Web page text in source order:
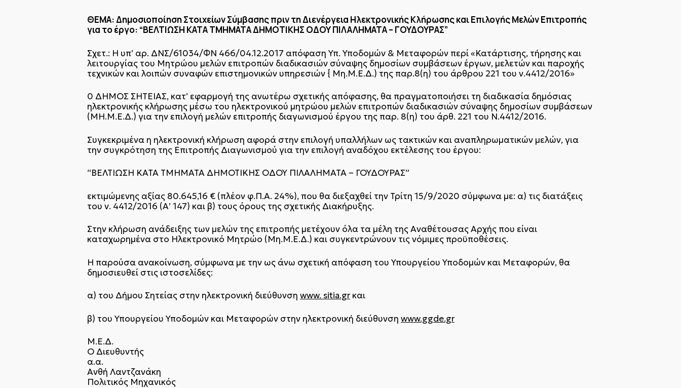
ΘΕΜΑ: Δημοσιοποίηση Στοιχείων Σύμβασης πριν τη Διενέργεια Ηλεκτρονικής Κλήρωσης και Επιλογής Μελών Επιτροπής
για το έργο: “ΒΕΛΤΙΩΣΗ ΚΑΤΑ ΤΜΗΜΑΤΑ ΔΗΜΟΤΙΚΗΣ ΟΔΟΥ ΠΙΛΑΛΗΜΑΤΑ – ΓΟΥΔΟΥΡΑΣ”
Σχετ.: Η υπ’ αρ. ΔΝΣ/61034/ΦΝ 466/04.12.2017 απόφαση Υπ. Υποδομών & Μεταφορών περί «Κατάρτισης, τήρησης και
λειτουργίας του Μητρώου μελών επιτροπών διαδικασιών σύναψης δημοσίων συμβάσεων έργων, μελετών και παροχής
τεχνικών και λοιπών συναφών επιστημονικών υπηρεσιών { Μη.Μ.Ε.Δ.) της παρ.8(η) του άρθρου 221 του ν.4412/2016»
0 ΔΗΜΟΣ ΣΗΤΕΙΑΣ, κατ’ εφαρμογή της ανωτέρω σχετικής απόφασης, θα πραγματοποιήσει τη διαδικασία δημόσιας
ηλεκτρονικής κλήρωσης μέσω του ηλεκτρονικού μητρώου μελών επιτροπών διαδικασιών σύναψης δημοσίων συμβάσεων
(ΜΗ.Μ.Ε.Δ.) για την επιλογή μελών επιτροπής διαγωνισμού έργου της παρ. 8(η) του άρθ. 221 του Ν.4412/2016.
Συγκεκριμένα η ηλεκτρονική κλήρωση αφορά στην επιλογή υπαλλήλων ως τακτικών και αναπληρωματικών μελών, για
την συγκρότηση της Επιτροπής Διαγωνισμού για την επιλογή αναδόχου εκτέλεσης του έργου:
“ΒΕΛΤΙΩΣΗ ΚΑΤΑ ΤΜΗΜΑΤΑ ΔΗΜΟΤΙΚΗΣ ΟΔΟΥ ΠΙΛΑΛΗΜΑΤΑ – ΓΟΥΔΟΥΡΑΣ”
εκτιμώμενης αξίας 80.645,16 € (πλέον φ.Π.Α. 24%), που θα διεξαχθεί την Τρίτη 15/9/2020 σύμφωνα με: α) τις διατάξεις
του ν. 4412/2016 (Α’ 147) και β) τους όρους της σχετικής Διακήρυξης.
Στην κλήρωση ανάδειξης των μελών της επιτροπής μετέχουν όλα τα μέλη της Αναθέτουσας Αρχής που είναι
καταχωρημένα στο Ηλεκτρονικό Μητρώο (Μη.Μ.Ε.Δ.) και συγκεντρώνουν τις νόμιμες προϋποθέσεις.
Η παρούσα ανακοίνωση, σύμφωνα με την ως άνω σχετική απόφαση του Υπουργείου Υποδομών και Μεταφορών, θα
δημοσιευθεί στις ιστοσελίδες:
α) του Δήμου Σητείας στην ηλεκτρονική διεύθυνση www. sitia.grκαι
β) του Υπουργείου Υποδομών και Μεταφορών στην ηλεκτρονική διεύθυνση www.ggde.gr
Μ.Ε.Δ.
Ο Διευθυντής
α.α.
Ανθή Λαντζανάκη
Πολιτικός Μηχανικός